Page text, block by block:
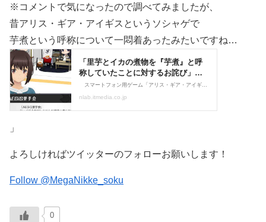
※コメントで気になったので調べてみましたが、
昔アリス・ギア・アイギスというソシャゲで
芋煮という呼称について一悶着あったみたいですね…
」
よろしければツイッターのフォローお願いします！
Follow @MegaNikke_soku
0